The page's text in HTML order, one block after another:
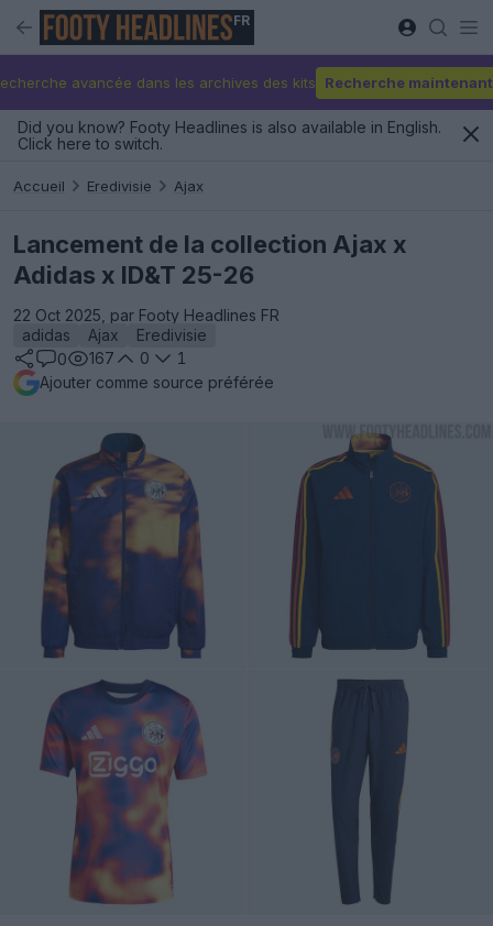
FR
avancée dans les archives des kits Recherche maintenant
Did you know? Footy Headlines is also available in English.
Click here to switch.
Accueil Eredivisie Ajax
Lancement de la collection Ajax x
Adidas x ID&T 25-26
22 Oct 2025, par Footy Headlines FR
adidas
Ajax
Eredivisie
0
167 0
1
Ajouter comme source préférée